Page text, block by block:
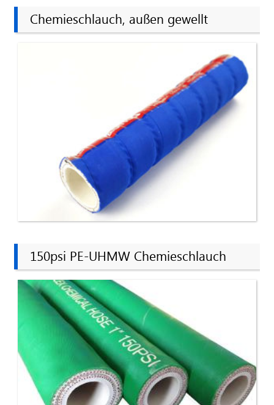
Chemieschlauch, außen gewellt
150psi PE-UHMW Chemieschlauch